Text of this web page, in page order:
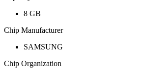
8 GB
Chip Manufacturer
SAMSUNG
Chip Organization